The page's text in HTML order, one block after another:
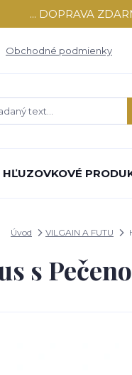
... DOPRAVA
Obchodné podmienky
HĽUZOVKOVÉ
Úvod VILGAIN A FUTU
s